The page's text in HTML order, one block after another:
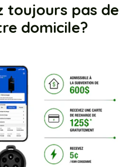
toujours pas de
domicile?